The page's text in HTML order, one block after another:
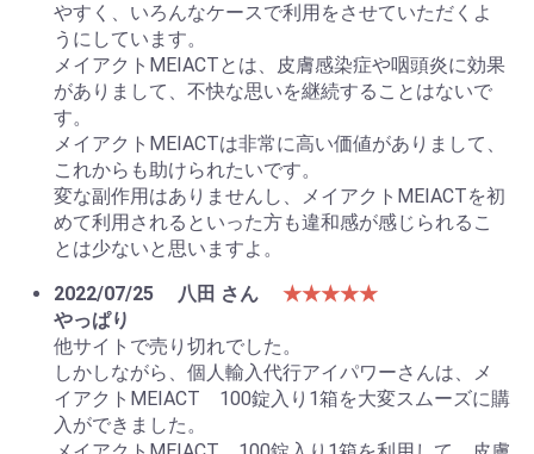
やすく、いろんなケースで利用をさせていただくよ
うにしています。
メイアクトMEIACTとは、皮膚感染症や咽頭炎に効果
がありまして、不快な思いを継続することはないで
す。
メイアクトMEIACTは非常に高い価値がありまして、
これからも助けられたいです。
変な副作用はありませんし、メイアクトMEIACTを初
めて利用されるといった方も違和感が感じられるこ
とは少ないと思いますよ。
2022/07/25
八田 さん
★★★★★
やっぱり
他サイトで売り切れでした。
しかしながら、個人輸入代行アイパワーさんは、メ
イアクトMEIACT 100錠入り1箱を大変スムーズに購
入ができました。